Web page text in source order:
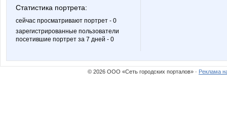
Статистика портрета:
сейчас просматривают портрет - 0
зарегистрированные пользователи
посетившие портрет за 7 дней - 0
© 2026 ООО «Сеть городских порталов» · Реклама